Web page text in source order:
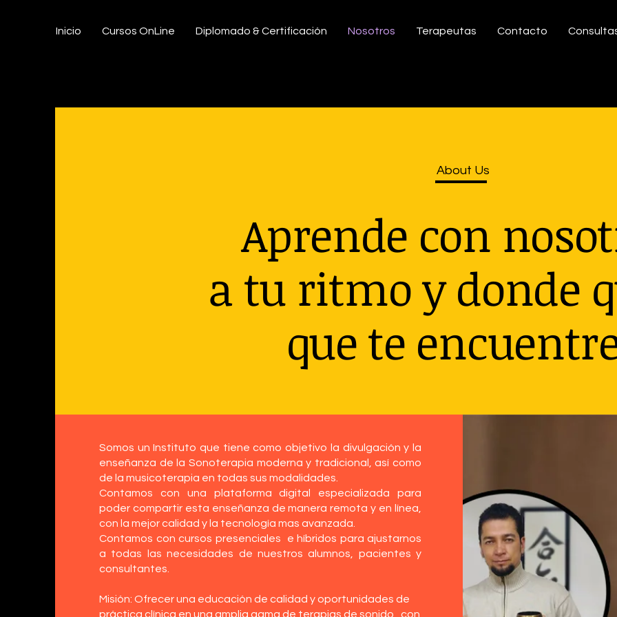
Sonoterapia & Musicoterapia
Inicio Cursos OnLine Diplomado & Certificación Nosotros Terapeutas Contacto
About Us
Aprende con
a tu ritmo y donde
que te
Somos un Instituto que tiene como objetivo la divulgación y la
enseñanza de la Sonoterapia moderna y tradicional, así como
de la musicoterapia en todas sus modalidades.
Contamos con una plataforma digital especializada para
poder compartir esta enseñanza de manera remota y en línea,
con la mejor calidad y la tecnología mas avanzada.
Contamos con cursos presenciales e híbridos para ajustarnos
a todas las necesidades de nuestros alumnos, pacientes y
consultantes.
Misión: Ofrecer una educación de calidad y oportunidades de
práctica clínica en una amplia gama de terapias de sonido, con